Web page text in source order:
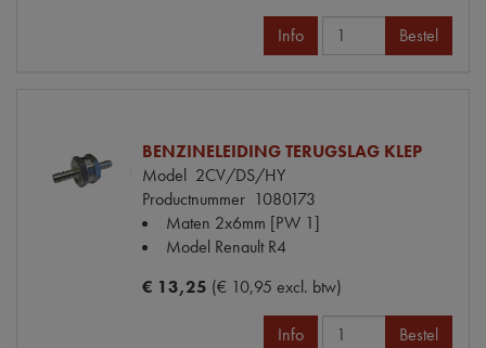
Info Bestel
BENZINELEIDING TERUGSLAG KLEP
Model 2CV/DS/HY
Productnummer 1080173
Maten 2x6mm [PW 1]
Model Renault R4
€ 13,25 (€ 10,95 excl. btw)
Info Bestel